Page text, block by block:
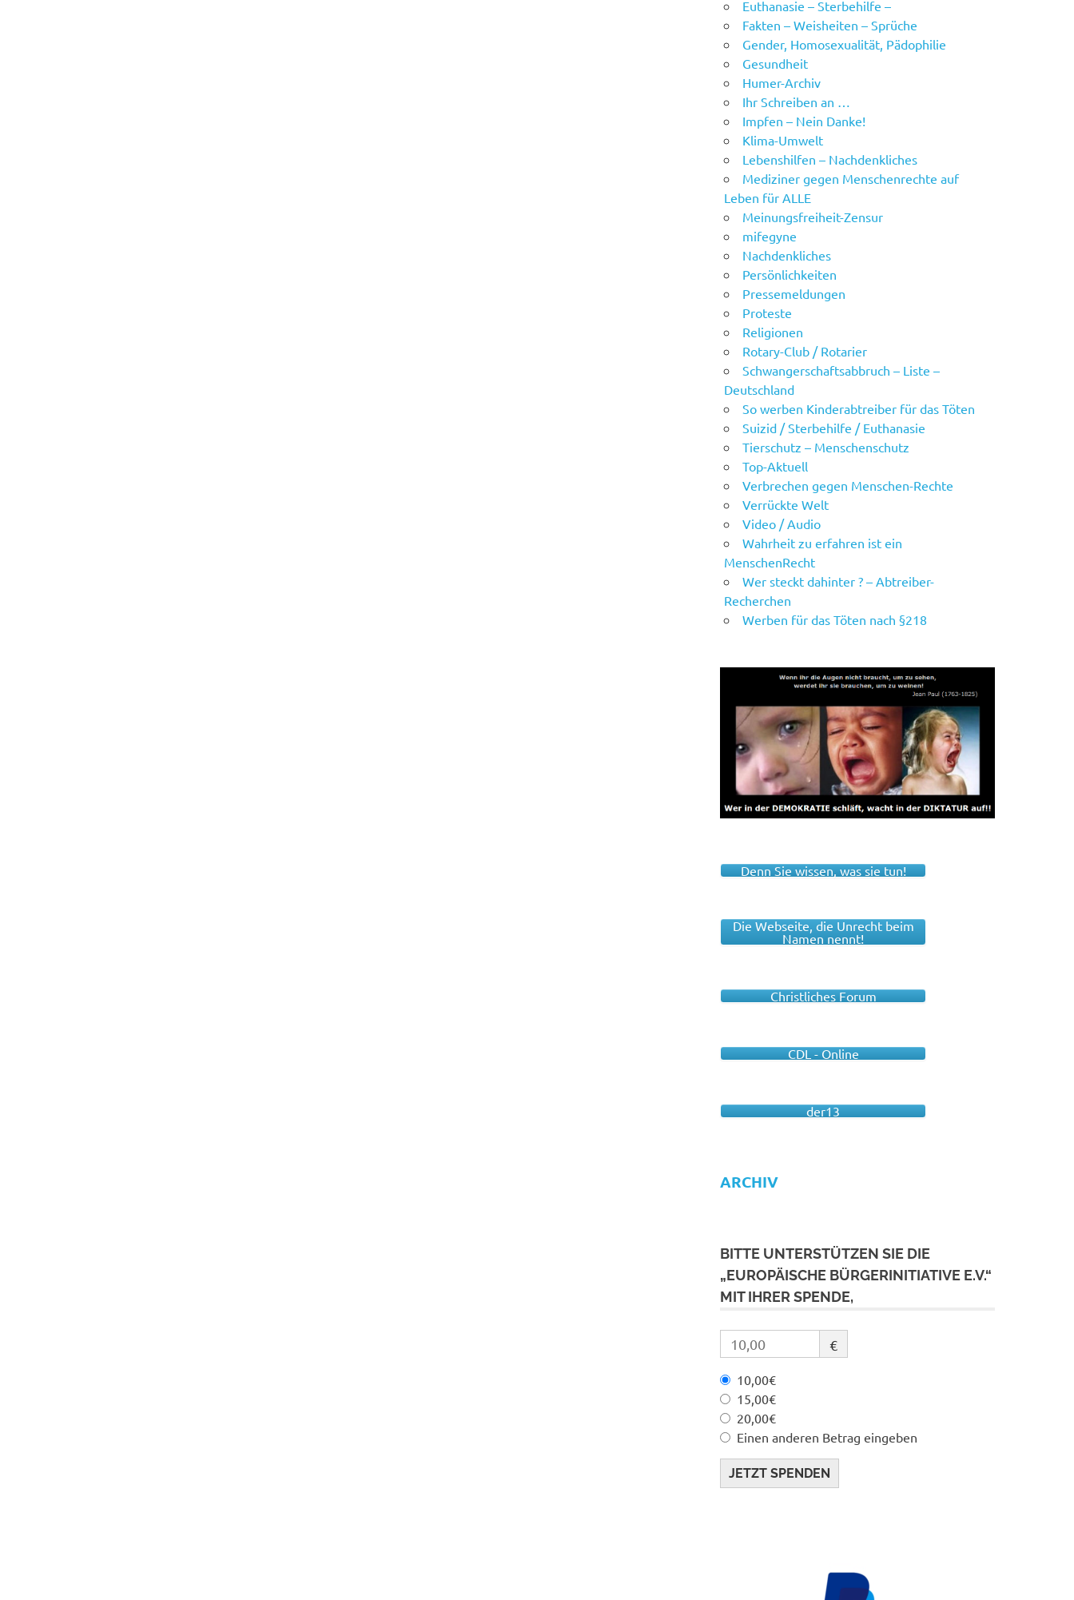
Euthanasie – Sterbehilfe –
Fakten – Weisheiten – Sprüche
Gender, Homosexualität, Pädophilie
Gesundheit
Humer-Archiv
Ihr Schreiben an …
Impfen – Nein Danke!
Klima-Umwelt
Lebenshilfen – Nachdenkliches
Mediziner gegen Menschenrechte auf
Leben für ALLE
Meinungsfreiheit-Zensur
mifegyne
Nachdenkliches
Persönlichkeiten
Pressemeldungen
Proteste
Religionen
Rotary-Club / Rotarier
Schwangerschaftsabbruch – Liste –
Deutschland
So werben Kinderabtreiber für das Töten
Suizid / Sterbehilfe / Euthanasie
Tierschutz – Menschenschutz
Top-Aktuell
Verbrechen gegen Menschen-Rechte
Verrückte Welt
Video / Audio
Wahrheit zu erfahren ist ein
MenschenRecht
Wer steckt dahinter ? – Abtreiber-
Recherchen
Werben für das Töten nach §218
Denn Sie wissen, was sie tun!
Die Webseite, die Unrecht beim
Namen nennt!
Christliches Forum
CDL - Online
der13
ARCHIV
BITTE UNTERSTÜTZEN SIE DIE
„EUROPÄISCHE BÜRGERINITIATIVE E.V.“
MIT IHRER SPENDE,
€
10,00€
15,00€
20,00€
Einen anderen Betrag eingeben
JETZT SPENDEN